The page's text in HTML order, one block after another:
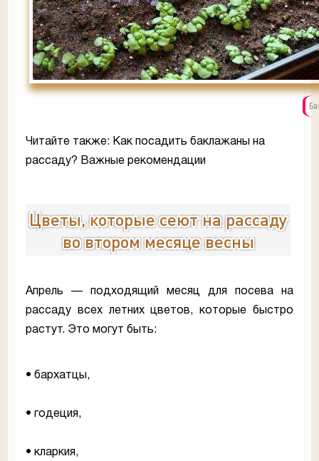
Читайте также: Как посадить баклажаны на
рассаду? Важные рекомендации
Цветы, которые сеют на рассаду
во втором месяце весны
Апрель — подходящий месяц для посева на
рассаду всех летних цветов, которые быстро
растут. Это могут быть:
• бархатцы,
• годеция,
• кларкия,